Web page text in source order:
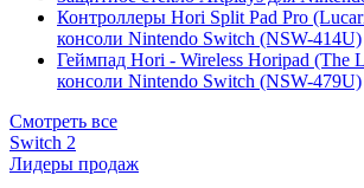
Контроллеры Hori Split Pad Pro
консоли Nintendo Switch (NSW-414U)
Геймпад Hori - Wireless Horipad (The
консоли Nintendo Switch (NSW-479U)
Смотреть все
Switch 2
Лидеры продаж